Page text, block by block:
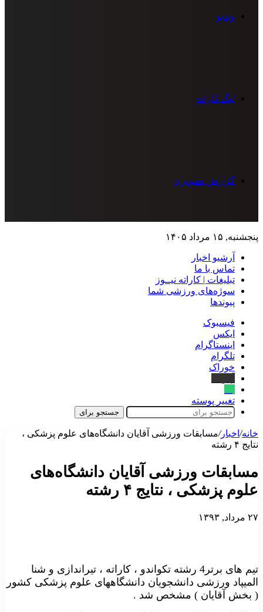
ویدیو
لیگ کاراته
گزارش تصویری
پنجشنبه, ۱۵ مرداد ۱۴۰۵
آرشیو اخبار
تماس‌ با‌ ما
تبلیغات | کاراته نیــوز
سوژه‌های ورزشی شما
پیوندها
فیسبوک
ایکس
اینستاگرام
تلگرام
خوراک
تغییر پوسته
جستجو برای
خانه/ اخبار/مسابقات ورزشی آقایان دانشگاه‌های علوم پزشکی ،
نتایج ۴ رشته
مسابقات ورزشی آقایان دانشگاه‌های
علوم پزشکی ، نتایج ۴ رشته
۲۷ مرداد, ۱۳۹۳
تیم های برتر4 رشته تکواندو ، کاراته ، تیراندازی و شنا
المیپاد ورزشی دانشجویان دانشگاههای علوم پزشکی کشور
( بخش آقایان ) مشخص شد .